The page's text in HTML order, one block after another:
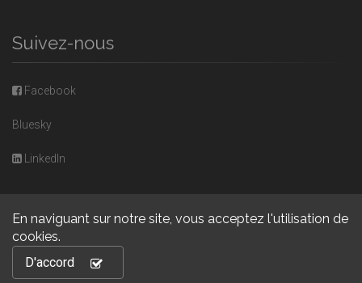
En naviguant sur notre site, vous acceptez l'utilisation de
cookies.
D'accord
Suivez-nous
Facebook
Bluesky
LinkedIn